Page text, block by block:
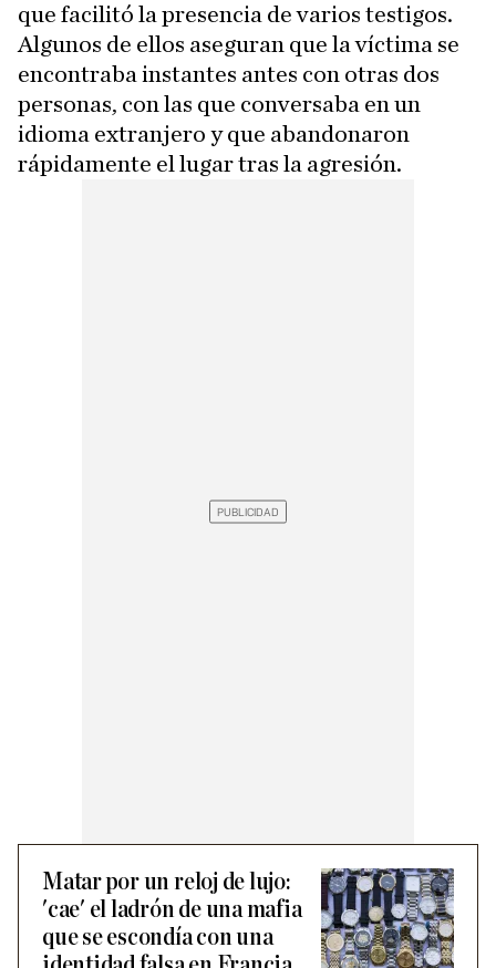
que facilitó la presencia de varios testigos.
Algunos de ellos aseguran que la víctima se
encontraba instantes antes con otras dos
personas, con las que conversaba en un
idioma extranjero y que abandonaron
rápidamente el lugar tras la agresión.
Matar por un reloj de lujo:
'cae' el ladrón de una mafia
que se escondía con una